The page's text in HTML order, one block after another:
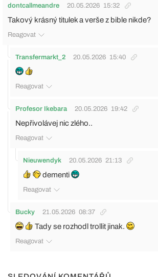
dontcallmeandre 20.05.2026 15:32
Takový krásný titulek a verše z bible nikde?
Reagovat
Transfermarkt_2 20.05.2026 15:40
Reagovat
Profesor Ikebara 20.05.2026 19:42
Nepřivolávej nic zlého..
Reagovat
Nieuwendyk 20.05.2026 21:13
dementi
Reagovat
Bucky 21.05.2026 08:37
Tady se rozhodl trollit jinak.
Reagovat